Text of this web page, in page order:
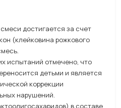
достигается за счет
(клейковина рожкового
испытаний отмечено, что
детьми и является
коррекции
нарушений.
в составе